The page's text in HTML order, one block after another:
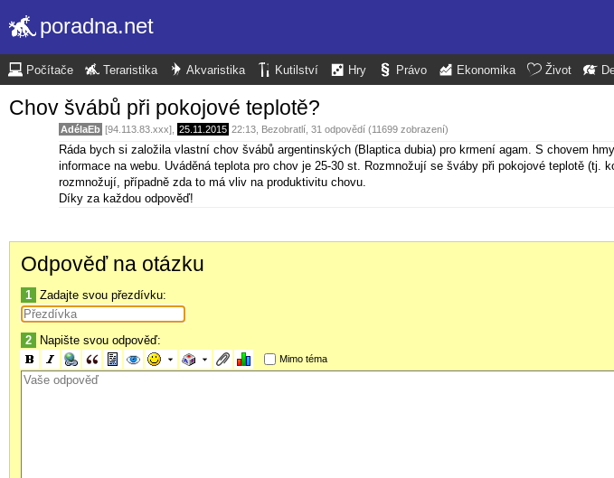
poradna.net
Počítače Teraristika Akvaristika Kutilství Hry Právo Ekonomika Život
Chov švábů při pokojové teplotě?
AdélaEb [94.113.83.xxx], 25.11.2015 22:13 Bezobratlí , 31 odpovědí (11699 zobrazení)
Ráda bych si založila vlastní chov švábů argentinských (Blaptica dubia) pro krmení agam. S chovem
informace na webu. Uváděná teplota pro chov je 25-30 st. Rozmnožují se šváby při pokojové teplotě
rozmnožují, případně zda to má vliv na produktivitu chovu.
Díky za každou odpověď!
Odpověď na otázku
1 Zadajte svou přezdívku:
2 Napište svou odpověď:
Mimo téma